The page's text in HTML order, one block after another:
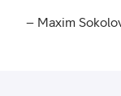
– Maxim